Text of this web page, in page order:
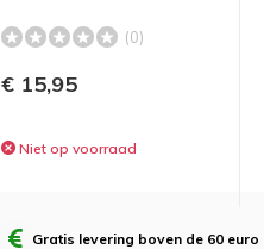
(0)
€ 15,95
Niet op voorraad
Gratis levering boven de 60